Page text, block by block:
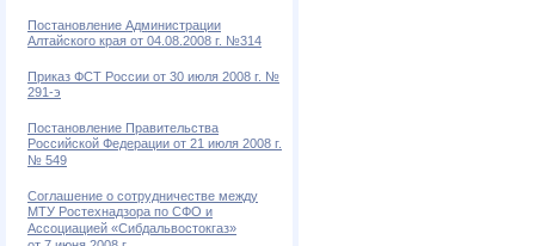
Постановление Администрации
Алтайского края от 04.08.2008 г. №314
Приказ ФСТ России от 30 июля 2008 г. №
291-э
Постановление Правительства
Российской Федерации от 21 июля 2008 г.
№ 549
Соглашение о сотрудничестве между
МТУ Ростехнадзора по СФО и
Ассоциацией «Сибдальвостокгаз»